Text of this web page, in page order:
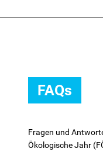
FAQs
Fragen und
Ökologische Jahr